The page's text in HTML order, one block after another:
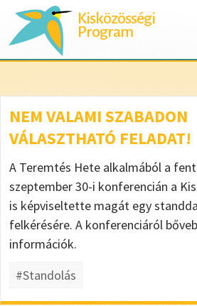
Kisközösségi
Program
NEM VALAMI SZABADON
VÁLASZTHATÓ FELADAT!
A Teremtés Hete alkalmából a
szeptember 30-i konferencián a
is képviseltette magát egy
felkérésére. A konferenciáról
információk.
#Standolás